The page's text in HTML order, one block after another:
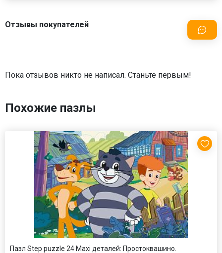
Отзывы покупателей
Пока отзывов никто не написал. Станьте первым!
Похожие пазлы
Пазл Step puzzle 24 Maxi деталей: Простоквашино.